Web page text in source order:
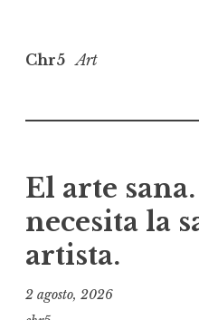
al
Chr5 Art
Blog
El arte
necesita la
artista.
2 agosto, 2026